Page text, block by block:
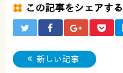
この記事をシェアする
新しい記事